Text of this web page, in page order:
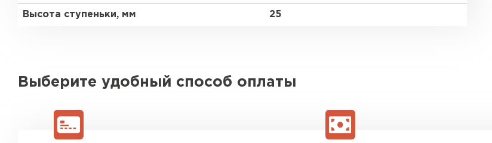
Высота ступеньки, мм 25
Выберите удобный способ оплаты